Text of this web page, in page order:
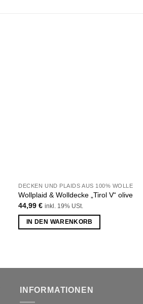
DECKEN UND PLAIDS AUS 100% WOLLE
Wollplaid & Wolldecke „Tirol V“ olive
44,99€ inkl. 19% USt.
IN DEN WARENKORB
INFORMATIONEN